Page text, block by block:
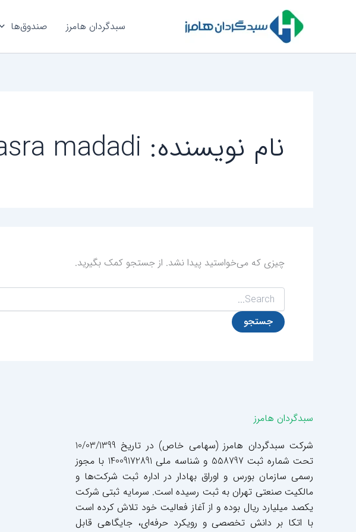
سبدگردان هامرز صندوق‌ها
نام نویسنده: kasra madadi
چیزی که می‌خواستید پیدا نشد. از جستجو کمک بگیرید.
برای:
سبدگردان هامرز
شرکت سبدگردان هامرز (سهامی خاص) در تاریخ 10/03/1399
تحت شماره ثبت 558797 و شناسه ملی 14009172891 با مجوز
رسمی سازمان بورس و اوراق بهادار در اداره ثبت شرکت‌ها و
مالکیت صنعتی تهران به ثبت رسیده است. سرمایه ثبتی شرکت
یکصد میلیارد ریال بوده و از آغاز فعالیت خود تلاش کرده است
با اتکا بر دانش تخصصی و رویکرد حرفه‌ای، جایگاهی قابل